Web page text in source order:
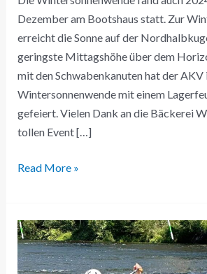
Dezember am Bootshaus statt. Zur
erreicht die Sonne auf der
geringste Mittagshöhe über dem
mit den Schwabenkanuten hat der AKV
Wintersonnenwende mit einem
gefeiert. Vielen Dank an die Bäckerei
tollen Event […]
Read More »
AKV
Sieg
in